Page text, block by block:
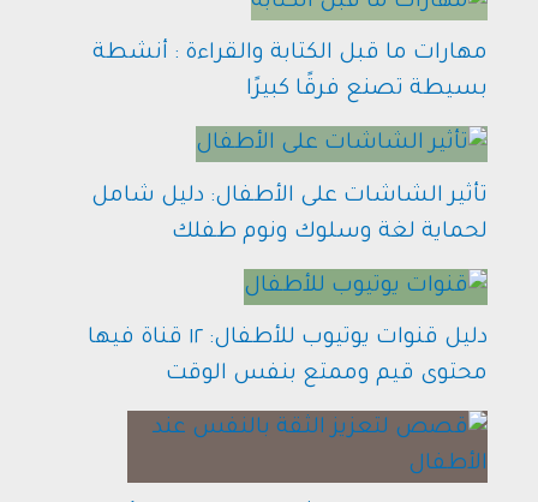
مهارات ما قبل الكتابة والقراءة : أنشطة
بسيطة تصنع فرقًا كبيرًا
تأثير الشاشات على الأطفال: دليل شامل
لحماية لغة وسلوك ونوم طفلك
دليل قنوات يوتيوب للأطفال: ١٢ قناة فيها
محتوى قيم وممتع بنفس الوقت